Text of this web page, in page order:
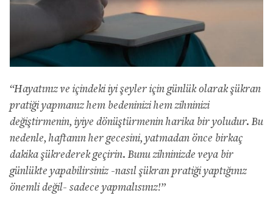
“Hayatınız ve içindeki iyi şeyler için günlük olarak şükran
pratiği yapmanız hem bedeninizi hem zihninizi
değiştirmenin, iyiye dönüştürmenin harika bir yoludur. Bu
nedenle, haftanın her gecesini, yatmadan önce birkaç
dakika şükrederek geçirin. Bunu zihninizde veya bir
günlükte yapabilirsiniz -nasıl şükran pratiği yaptığınız
önemli değil- sadece yapmalısınız!”